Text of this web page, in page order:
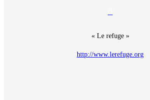
« Le refuge »
http://www.lerefuge.org